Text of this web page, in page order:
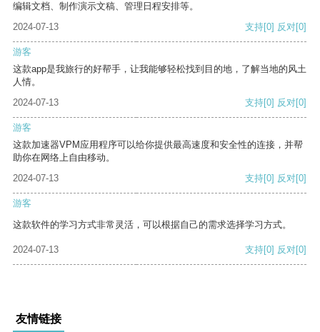
编辑文档、制作演示文稿、管理日程安排等。
2024-07-13
支持[0] 反对[0]
游客
这款app是我旅行的好帮手，让我能够轻松找到目的地，了解当地的风土
人情。
2024-07-13
支持[0] 反对[0]
游客
这款加速器VPM应用程序可以给你提供最高速度和安全性的连接，并帮
助你在网络上自由移动。
2024-07-13
支持[0] 反对[0]
游客
这款软件的学习方式非常灵活，可以根据自己的需求选择学习方式。
2024-07-13 支持[0] 反对[0]
友情链接